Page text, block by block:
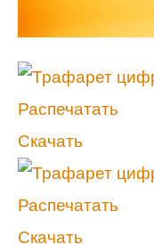
Распечатать
Скачать
Распечатать
Скачать